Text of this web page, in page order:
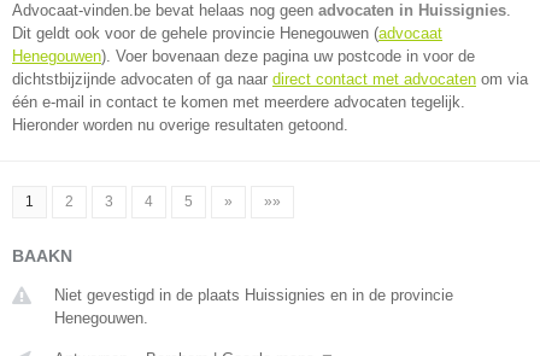
Advocaat-vinden.be bevat helaas nog geen advocaten in Huissignies.
Dit geldt ook voor de gehele provincie Henegouwen (advocaat
Henegouwen). Voer bovenaan deze pagina uw postcode in voor de
dichtstbijzijnde advocaten of ga naar direct contact met advocaten om via
één e-mail in contact te komen met meerdere advocaten tegelijk.
Hieronder worden nu overige resultaten getoond.
1 2 3 4 5 » »»
BAAKN
Niet gevestigd in de plaats Huissignies en in de provincie
Henegouwen.